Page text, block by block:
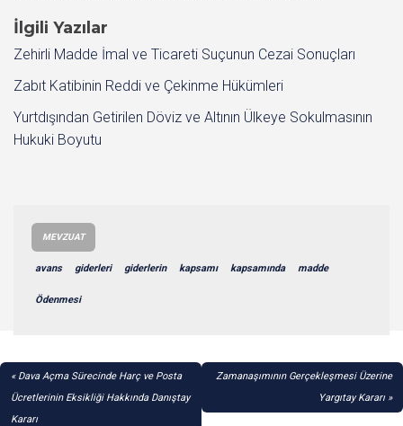
İlgili Yazılar
Zehirli Madde İmal ve Ticareti Suçunun Cezai Sonuçları
Zabıt Katibinin Reddi ve Çekinme Hükümleri
Yurtdışından Getirilen Döviz ve Altının Ülkeye Sokulmasının
Hukuki Boyutu
MEVZUAT
avans giderleri giderlerin kapsamı kapsamında madde
Ödenmesi
YAZI
GEZINMESI
Dava Açma Sürecinde Harç ve Posta
Ücretlerinin Eksikliği Hakkında Danıştay
Kararı
Zamanaşımının Gerçekleşmesi Üzerine
Yargıtay Kararı